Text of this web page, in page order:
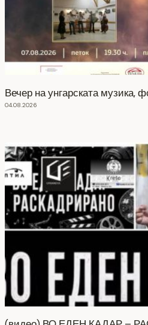
Вечер на унгарската музика,
04.08.2026